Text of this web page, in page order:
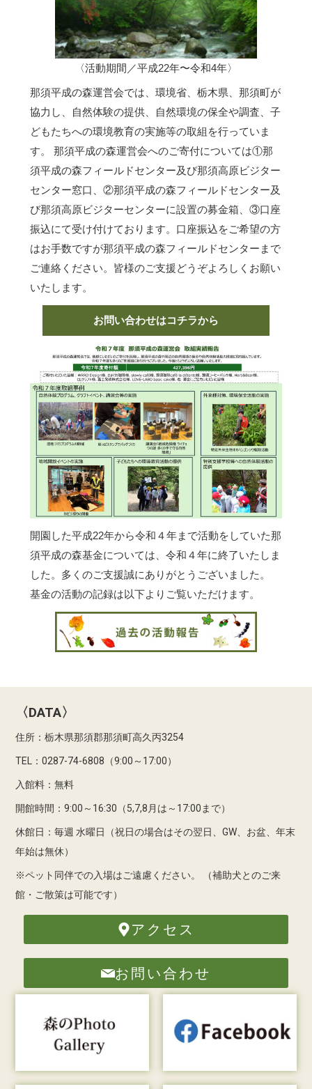
〈活動期間／平成22年〜令和4年〉
那須平成の森運営会では、環境省、栃木県、那須町が
協力し、自然体験の提供、自然環境の保全や調査、子
どもたちへの環境教育の実施等の取組を行っていま
す。 那須平成の森運営会へのご寄付については①那
須平成の森フィールドセンター及び那須高原ビジター
センター窓口、②那須平成の森フィールドセンター及
び那須高原ビジターセンターに設置の募金箱、③口座
振込にて受け付けております。口座振込をご希望の方
はお手数ですが那須平成の森フィールドセンターまで
ご連絡ください。皆様のご支援どうぞよろしくお願い
いたします。
お問い合わせはコチラから
開園した平成22年から令和４年まで活動をしていた那
須平成の森基金については、令和４年に終了いたしま
した。多くのご支援誠にありがとうございました。
基金の活動の記録は以下よりご覧いただけます。
〈DATA〉
住所：栃木県那須郡那須町高久丙3254
TEL：0287-74-6808（9:00～17:00）
入館料：無料
開館時間：9:00～16:30（5,7,8月は～17:00まで）
休館日：毎週 水曜日（祝日の場合はその翌日、GW、お盆、年末
年始は無休）
※ペット同伴での入場はご遠慮ください。
（補助犬とのご来
館・ご散策は可能です）
アクセス
お問い合わせ